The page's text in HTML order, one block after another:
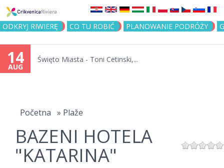
Jump to navigation
ODKRYJ RIWIERĘ CO TU ROBIĆ PLANOWANIE PODRÓŻY
14
AUG
Święto Miasta - Toni Cetinski,...
here
Početna » Plaže
BAZENI HOTELA
"KATARINA"